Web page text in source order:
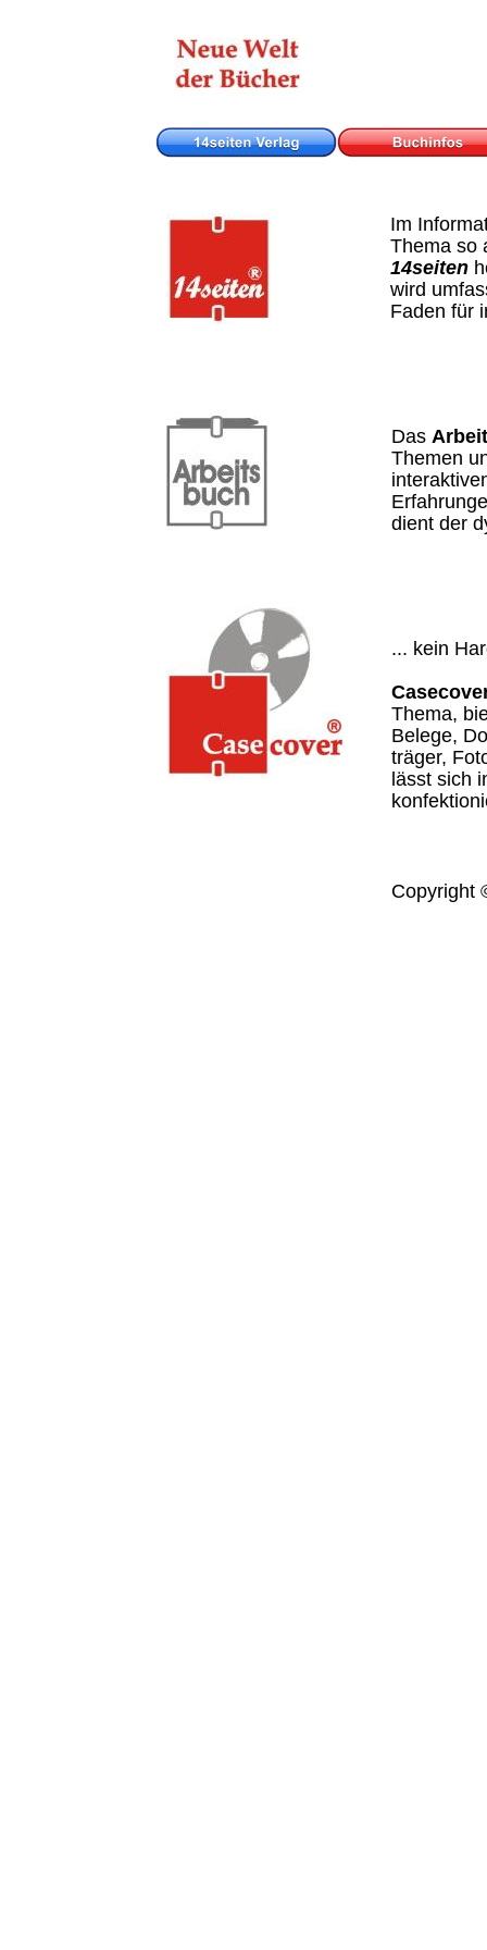
Im
Thema so
14seiten
wird
Faden für
Das
Themen
dient der
... kein
Thema,
Belege,
träger,
lässt sich
Copyright